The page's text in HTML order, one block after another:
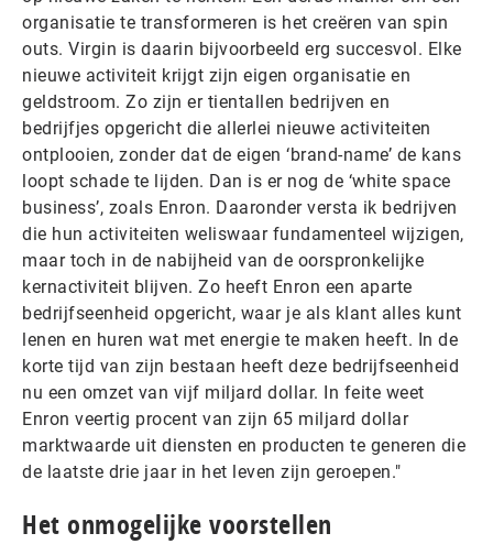
organisatie te transformeren is het creëren van spin
outs. Virgin is daarin bijvoorbeeld erg succesvol. Elke
nieuwe activiteit krijgt zijn eigen organisatie en
geldstroom. Zo zijn er tientallen bedrijven en
bedrijfjes opgericht die allerlei nieuwe activiteiten
ontplooien, zonder dat de eigen ‘brand-name’ de kans
loopt schade te lijden. Dan is er nog de ‘white space
business’, zoals Enron. Daaronder versta ik bedrijven
die hun activiteiten weliswaar fundamenteel wijzigen,
maar toch in de nabijheid van de oorspronkelijke
kernactiviteit blijven. Zo heeft Enron een aparte
bedrijfseenheid opgericht, waar je als klant alles kunt
lenen en huren wat met energie te maken heeft. In de
korte tijd van zijn bestaan heeft deze bedrijfseenheid
nu een omzet van vijf miljard dollar. In feite weet
Enron veertig procent van zijn 65 miljard dollar
marktwaarde uit diensten en producten te generen die
de laatste drie jaar in het leven zijn geroepen."
Het onmogelijke voorstellen